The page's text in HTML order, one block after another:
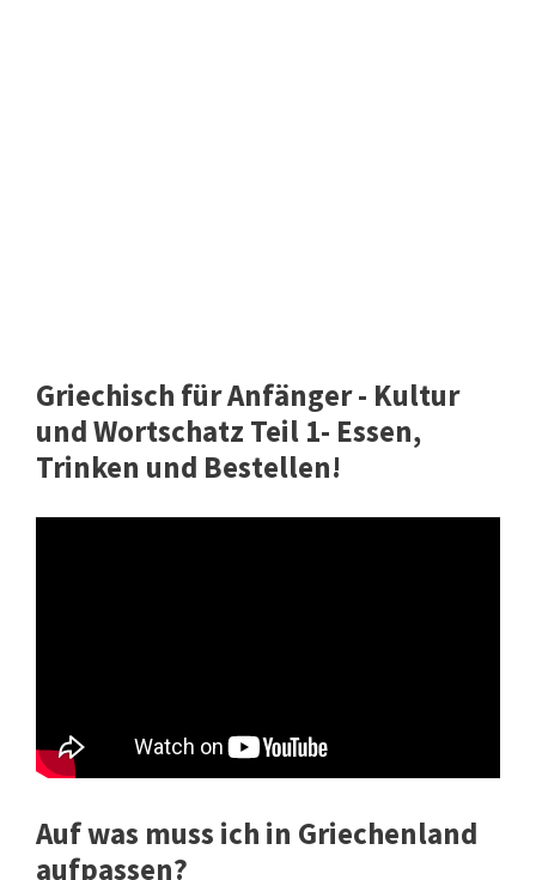
Griechisch für Anfänger - Kultur
und Wortschatz Teil 1- Essen,
Trinken und Bestellen!
Auf was muss ich in Griechenland
aufpassen?